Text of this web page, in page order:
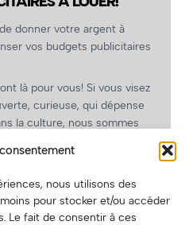
nous utilisons des
pour stocker et/ou accéder
Le fait de consentir à ces
donner votre argent à
vos budgets publicitaires
là pour vous! Si vous visez
curieuse, qui dépense
la culture, nous sommes
pour vous, les